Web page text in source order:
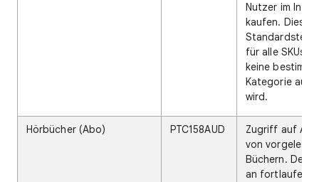
Nutzer im
kaufen. Dies
für alle SKUs,
keine
Kategorie
wird.
Hörbücher (Abo) PTC158AUD
Zugriff auf
von
Büchern. Der
an